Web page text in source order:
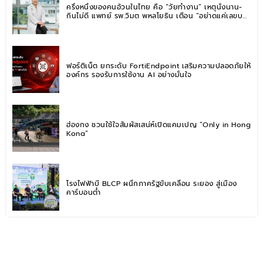
ครึ่งหนึ่งของคนอ้วนในไทย คือ “วัยทำงาน” เหตุนั่งนาน-
กินไม่ดี แพทย์ รพ.วิมุต พหลโยธิน เตือน “อย่าดูแค่เลขบน
ฟอร์ติเน็ต ยกระดับ FortiEndpoint เสริมความปลอดภัยให้
องค์กร รองรับการใช้งาน AI อย่างมั่นใจ
ฮ่องกง ชวนใช้ใจสัมผัสเสน่ห์เปิดแคมเปญ “Only in Hong
Kong”
โรงไฟฟ้าบี BLCP ผนึกภาครัฐขับเคลื่อน ระยอง สู่เมือง
คาร์บอนต่ำ